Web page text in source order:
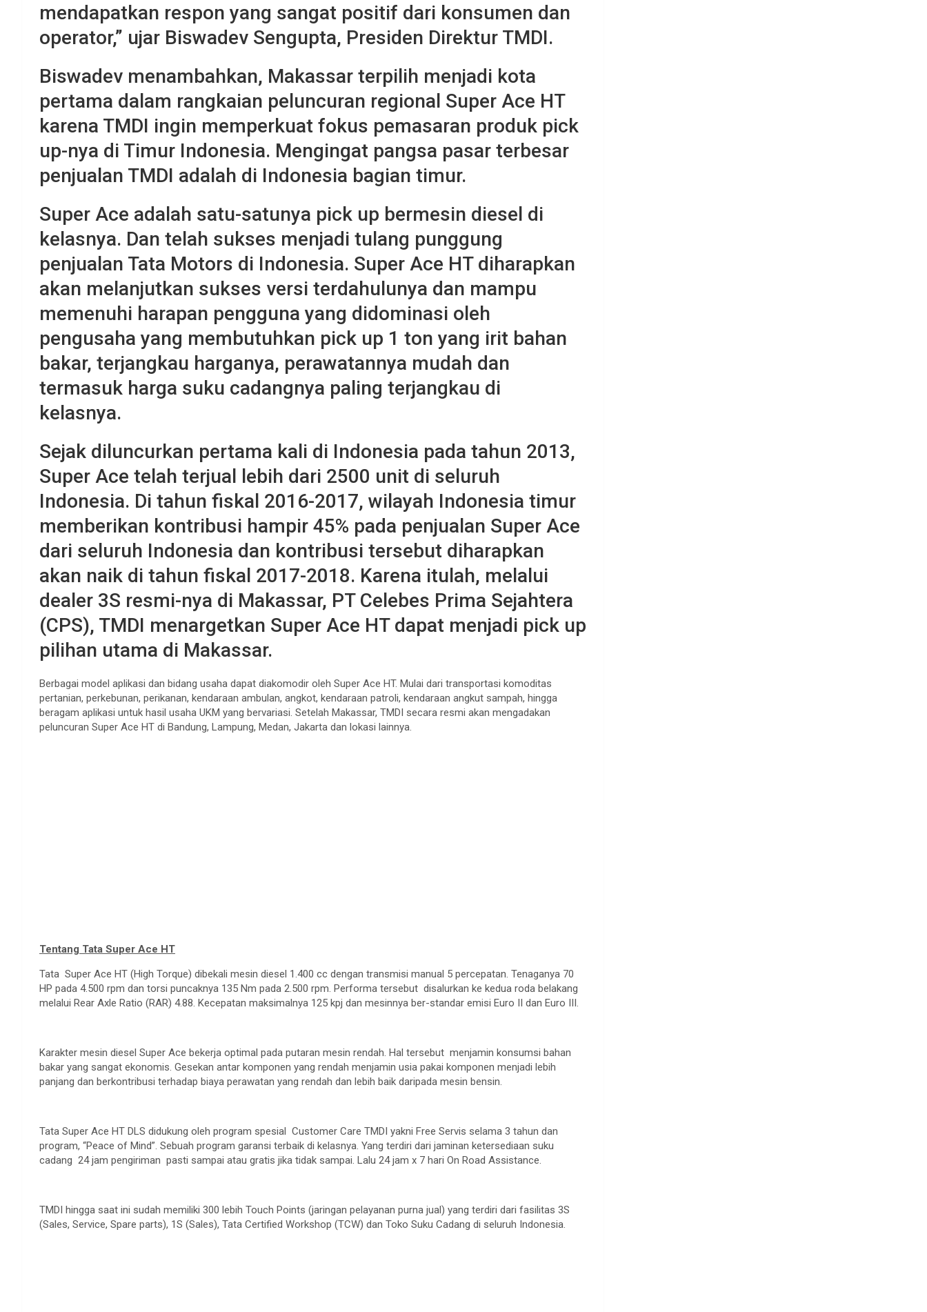
mendapatkan respon yang sangat positif dari konsumen dan
operator,” ujar Biswadev Sengupta, Presiden Direktur TMDI.
Biswadev menambahkan, Makassar terpilih menjadi kota
pertama dalam rangkaian peluncuran regional Super Ace HT
karena TMDI ingin memperkuat fokus pemasaran produk pick
up-nya di Timur Indonesia. Mengingat pangsa pasar terbesar
penjualan TMDI adalah di Indonesia bagian timur.
Super Ace adalah satu-satunya pick up bermesin diesel di
kelasnya. Dan telah sukses menjadi tulang punggung
penjualan Tata Motors di Indonesia. Super Ace HT diharapkan
akan melanjutkan sukses versi terdahulunya dan mampu
memenuhi harapan pengguna yang didominasi oleh
pengusaha yang membutuhkan pick up 1 ton yang irit bahan
bakar, terjangkau harganya, perawatannya mudah dan
termasuk harga suku cadangnya paling terjangkau di
kelasnya.
Sejak diluncurkan pertama kali di Indonesia pada tahun 2013,
Super Ace telah terjual lebih dari 2500 unit di seluruh
Indonesia. Di tahun fiskal 2016-2017, wilayah Indonesia timur
memberikan kontribusi hampir 45% pada penjualan Super Ace
dari seluruh Indonesia dan kontribusi tersebut diharapkan
akan naik di tahun fiskal 2017-2018. Karena itulah, melalui
dealer 3S resmi-nya di Makassar, PT Celebes Prima Sejahtera
(CPS), TMDI menargetkan Super Ace HT dapat menjadi pick up
pilihan utama di Makassar.
Berbagai model aplikasi dan bidang usaha dapat diakomodir oleh Super Ace HT. Mulai dari transportasi komoditas
pertanian, perkebunan, perikanan, kendaraan ambulan, angkot, kendaraan patroli, kendaraan angkut sampah, hingga
beragam aplikasi untuk hasil usaha UKM yang bervariasi. Setelah Makassar, TMDI secara resmi akan mengadakan
peluncuran Super Ace HT di Bandung, Lampung, Medan, Jakarta dan lokasi lainnya.
Tentang Tata Super Ace HT
Tata Super Ace HT (High Torque) dibekali mesin diesel 1.400 cc dengan transmisi manual 5 percepatan. Tenaganya 70
HP pada 4.500 rpm dan torsi puncaknya 135 Nm pada 2.500 rpm. Performa tersebut disalurkan ke kedua roda belakang
melalui Rear Axle Ratio (RAR) 4.88. Kecepatan maksimalnya 125 kpj dan mesinnya ber-standar emisi Euro II dan Euro III.
Karakter mesin diesel Super Ace bekerja optimal pada putaran mesin rendah. Hal tersebut menjamin konsumsi bahan
bakar yang sangat ekonomis. Gesekan antar komponen yang rendah menjamin usia pakai komponen menjadi lebih
panjang dan berkontribusi terhadap biaya perawatan yang rendah dan lebih baik daripada mesin bensin.
Tata Super Ace HT DLS didukung oleh program spesial Customer Care TMDI yakni Free Servis selama 3 tahun dan
program, “Peace of Mind”. Sebuah program garansi terbaik di kelasnya. Yang terdiri dari jaminan ketersediaan suku
cadang 24 jam pengiriman pasti sampai atau gratis jika tidak sampai. Lalu 24 jam x 7 hari On Road Assistance.
TMDI hingga saat ini sudah memiliki 300 lebih Touch Points (jaringan pelayanan purna jual) yang terdiri dari fasilitas 3S
(Sales, Service, Spare parts), 1S (Sales), Tata Certified Workshop (TCW) dan Toko Suku Cadang di seluruh Indonesia.